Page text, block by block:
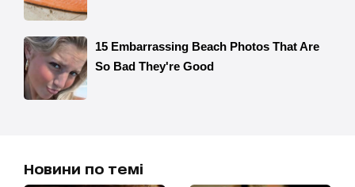
Новини по темі